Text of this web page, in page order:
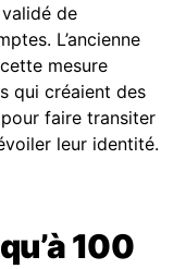
de
L’ancienne
mesure
qui créaient des
faire transiter
leur identité.
100